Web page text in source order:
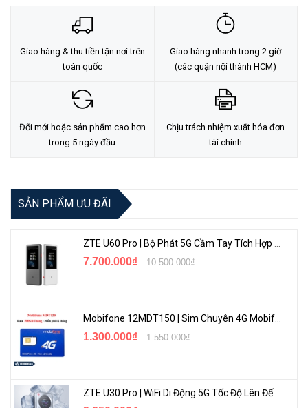
Interdomain Routing (CIDR) Support for CIDR.
Dễ dàng quản lý và triển khai, VLAN, DHCP, IGMP, Security,
Private VLAN, Quality of Service, High Reliability and
Resiliency; Strong Security; IPv6 Support,...
<Hotline: 0828.011.011 - (028)7300.2021 - VoHoang.vn>
Giao hàng & thu tiền tận nơi trên
toàn quốc
Giao hàng nhanh trong 2 giờ
(các quận nội thành HCM)
Đổi mới hoặc sản phẩm cao hơn
trong 5 ngày đầu
Chịu trách nhiệm xuất hóa đơn
tài chính
SẢN PHẨM ƯU ĐÃI
ZTE U60 Pro | Bộ Phát 5G Cầm Tay Tích Hợp Công Nghệ WiFi 7, Pin 10000mAh
7.700.000₫ 10.500.000₫
1.300.000₫ 1.550.000₫
ZTE U30 Pro | WiFi Di Động 5G Tốc Độ Lên Đến 500Mbps, Màn Hình Cảm Ứng